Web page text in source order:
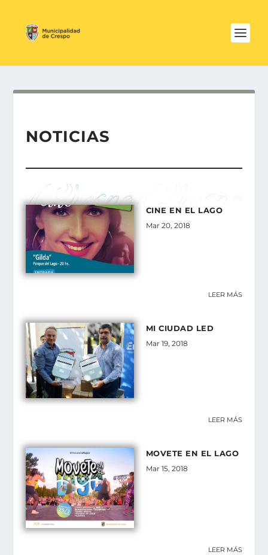
NOTICIAS
CINE EN EL LAGO
Mar 20, 2018
LEER MÁS
MI CIUDAD LED
Mar 19, 2018
LEER MÁS
MOVETE EN EL LAGO
Mar 15, 2018
LEER MÁS